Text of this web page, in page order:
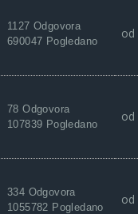
1127 Odgovora
690047 Pogledano
od
78 Odgovora
107839 Pogledano
od
334 Odgovora
1055782 Pogledano
od